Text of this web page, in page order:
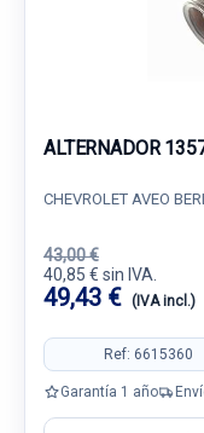
ALTERNADOR
CHEVROLET AVEO
43,00 €
40,85 € sin IVA.
49,43 € (IVA incl.)
Ref: 6615360
Garantía 1 año